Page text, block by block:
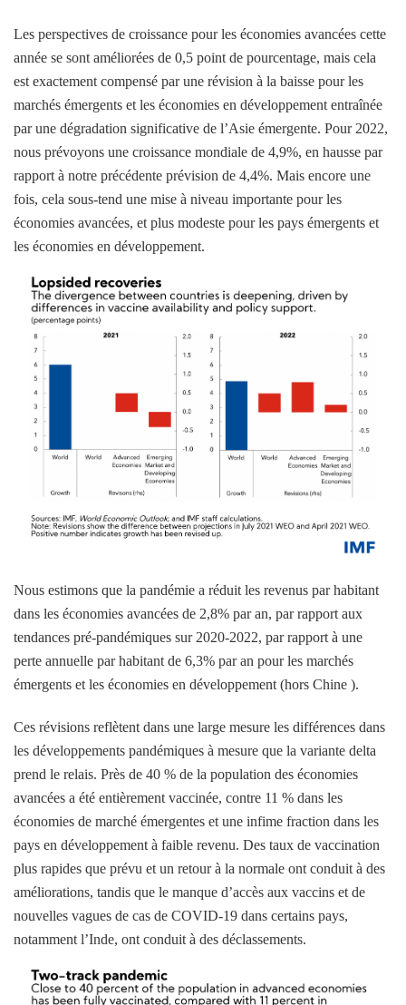
Les perspectives de croissance pour les économies avancées cette
année se sont améliorées de 0,5 point de pourcentage, mais cela
est exactement compensé par une révision à la baisse pour les
marchés émergents et les économies en développement entraînée
par une dégradation significative de l’Asie émergente. Pour 2022,
nous prévoyons une croissance mondiale de 4,9%, en hausse par
rapport à notre précédente prévision de 4,4%. Mais encore une
fois, cela sous-tend une mise à niveau importante pour les
économies avancées, et plus modeste pour les pays émergents et
les économies en développement.
Nous estimons que la pandémie a réduit les revenus par habitant
dans les économies avancées de 2,8% par an, par rapport aux
tendances pré-pandémiques sur 2020-2022, par rapport à une
perte annuelle par habitant de 6,3% par an pour les marchés
émergents et les économies en développement (hors Chine ).
Ces révisions reflètent dans une large mesure les différences dans
les développements pandémiques à mesure que la variante delta
prend le relais. Près de 40 % de la population des économies
avancées a été entièrement vaccinée, contre 11 % dans les
économies de marché émergentes et une infime fraction dans les
pays en développement à faible revenu. Des taux de vaccination
plus rapides que prévu et un retour à la normale ont conduit à des
améliorations, tandis que le manque d’accès aux vaccins et de
nouvelles vagues de cas de COVID-19 dans certains pays,
notamment l’Inde, ont conduit à des déclassements.